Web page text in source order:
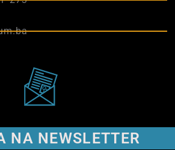
NA NEWSLETTER